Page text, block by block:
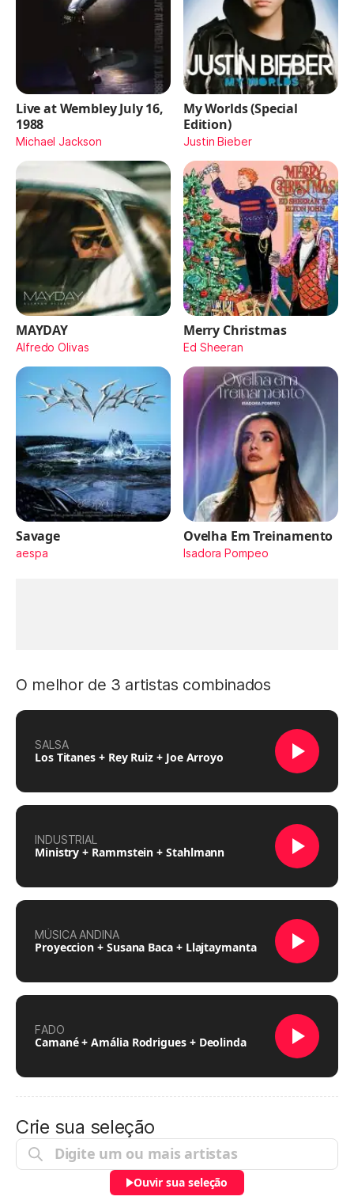
Live at Wembley July 16,
1988
Michael Jackson
My Worlds (Special
Edition)
Justin Bieber
MAYDAY
Alfredo Olivas
Merry Christmas
Ed Sheeran
Savage
aespa
Ovelha Em Treinamento
Isadora Pompeo
O melhor de 3 artistas combinados
SALSA
Los Titanes + Rey Ruiz + Joe Arroyo
INDUSTRIAL
Ministry + Rammstein + Stahlmann
MÚSICA ANDINA
Proyeccion + Susana Baca + Llajtaymanta
FADO
Camané + Amália Rodrigues + Deolinda
Crie sua seleção
Ouvir sua seleção